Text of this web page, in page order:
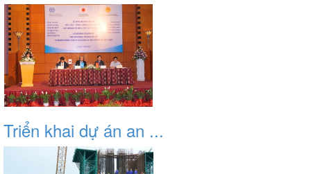
Triển khai dự án an ...